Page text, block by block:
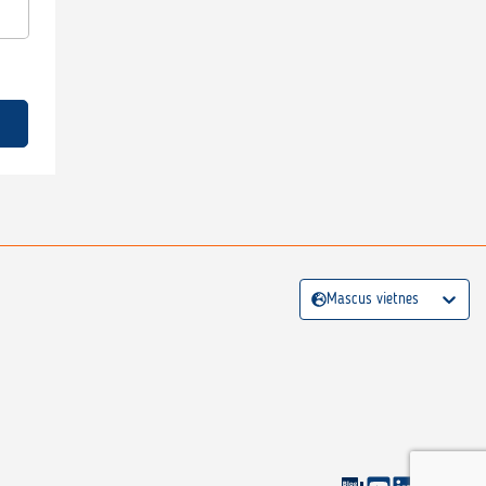
Mascus vietnes